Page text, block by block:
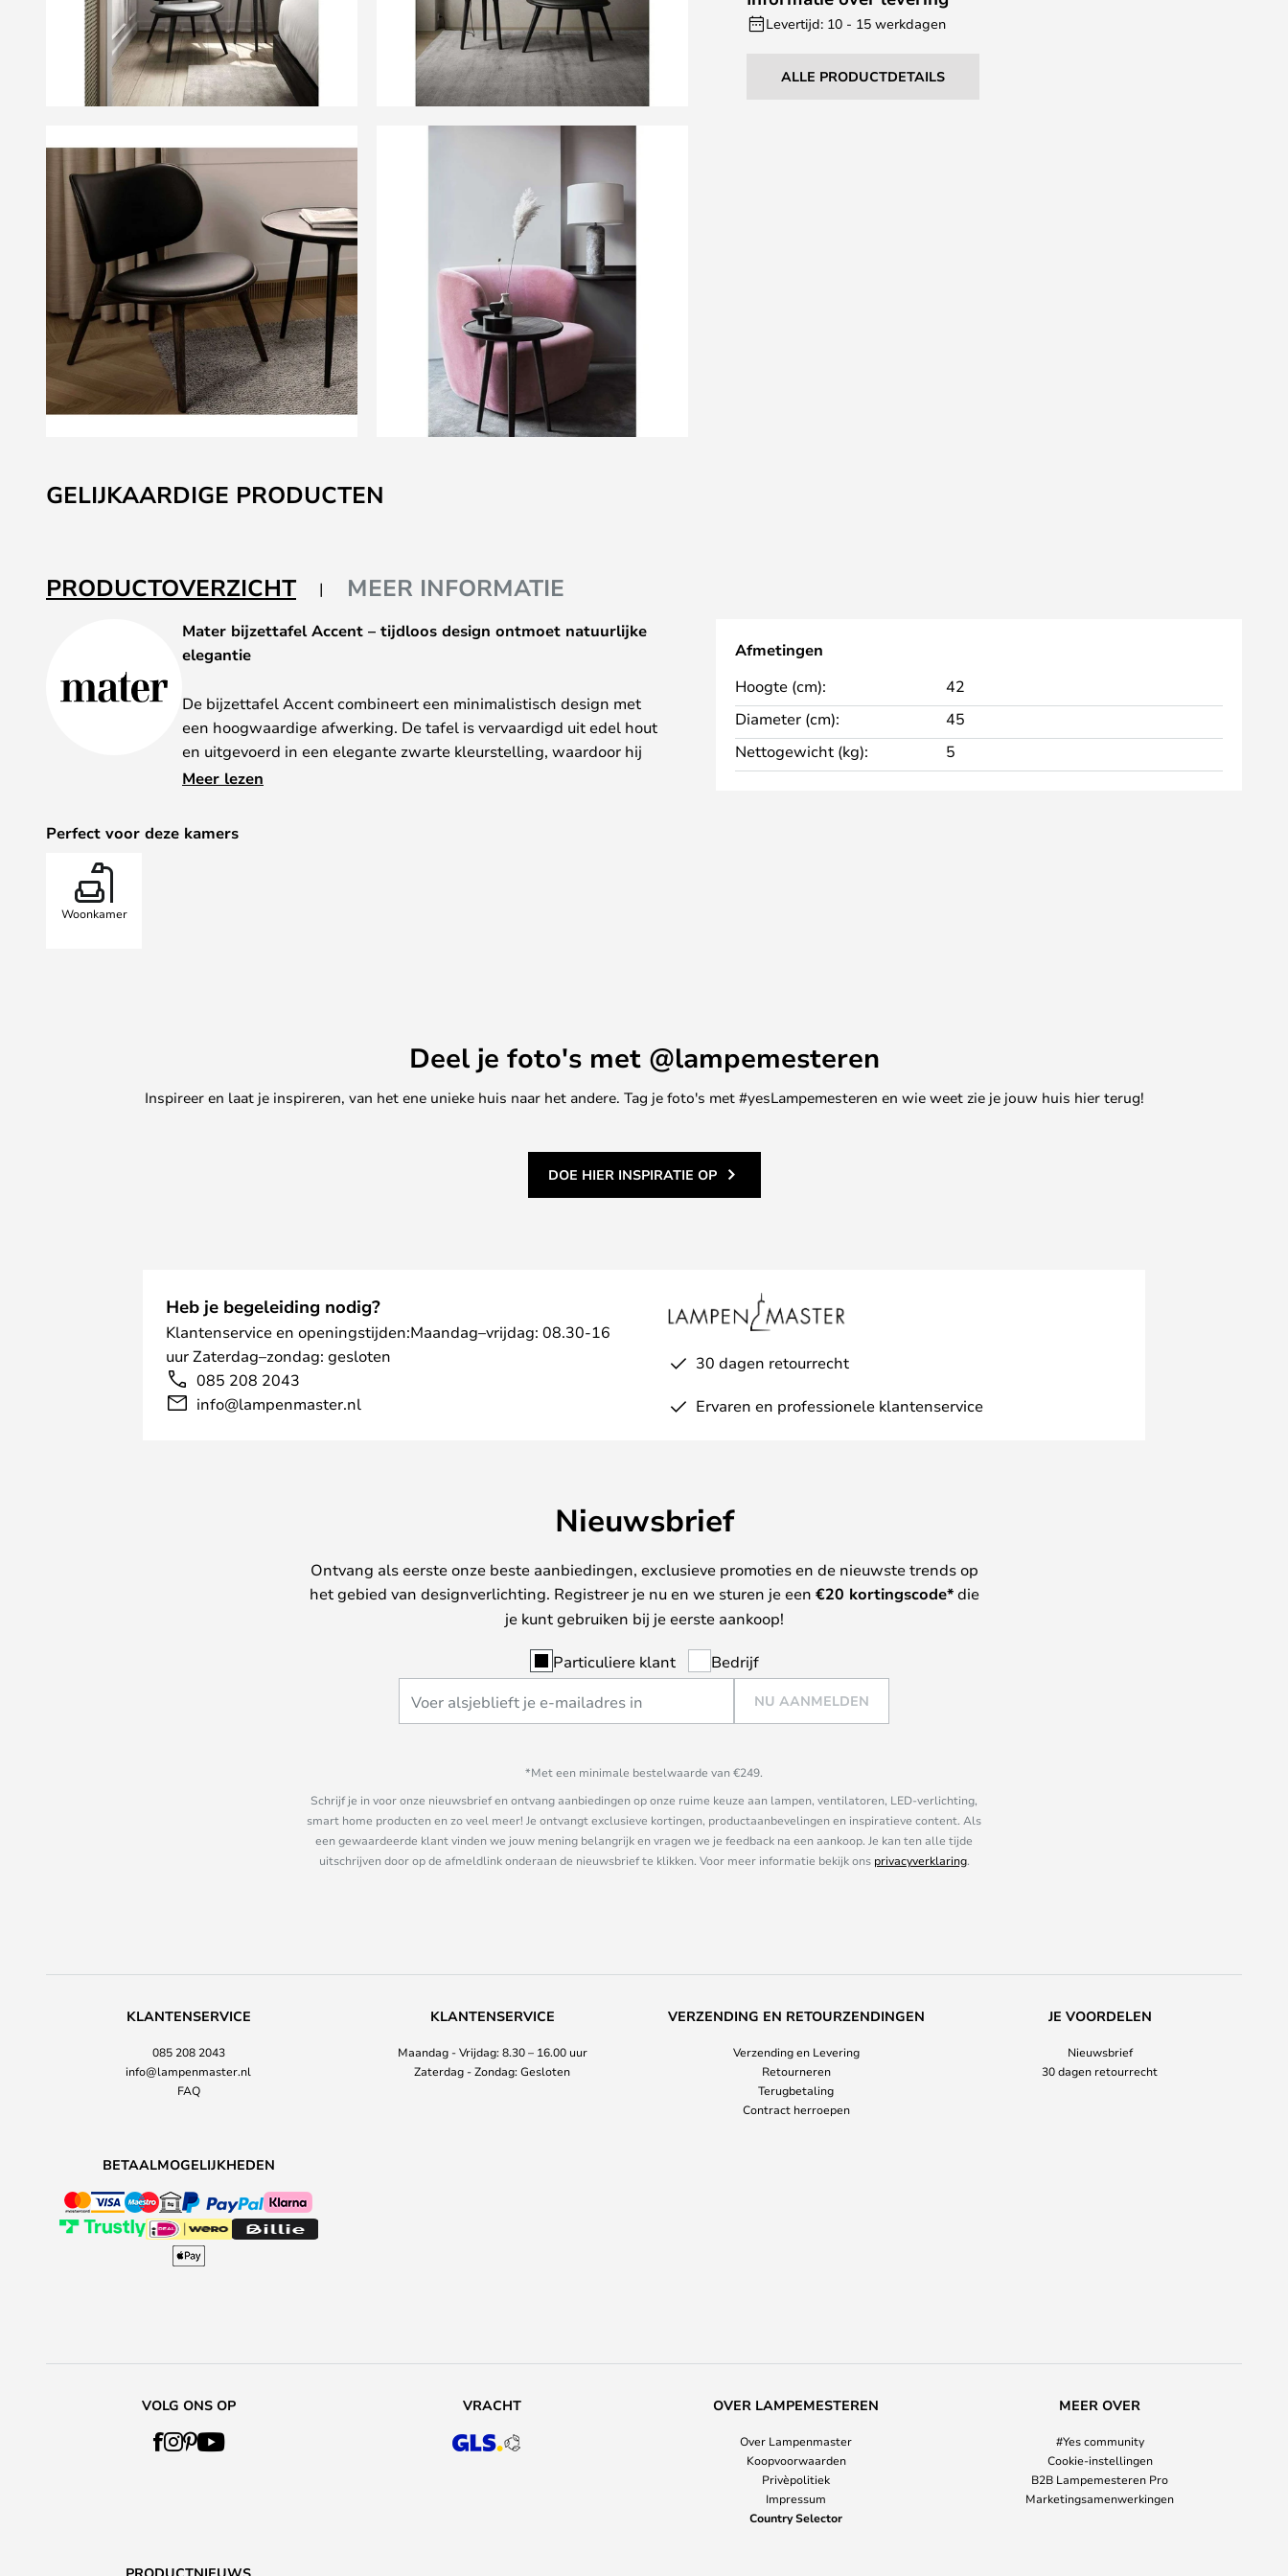
naar
het
de
afbeeldingen-
Levertijd: 10 - 15 werkdagen
ALLE PRODUCTDETAILS
GELIJKAARDIGE PRODUCTEN
PRODUCTOVERZICHT MEER INFORMATIE
Mater bijzettafel Accent – tijdloos design ontmoet natuurlijke
elegantie
De bijzettafel Accent combineert een minimalistisch design met
een hoogwaardige afwerking. De tafel is vervaardigd uit edel hout
en uitgevoerd in een elegante zwarte kleurstelling, waardoor hij
naadloos past in elk stijlbewust interieur. De strakke vormgeving en
dat zowel functioneel als esthetisch overtuigt.
Meer lezen
Perfect voor deze kamers
Woonkamer
Afmetingen
Hoogte (cm):
42
Diameter (cm):
45
Nettogewicht (kg):
5
Deel je foto's met @lampemesteren
Inspireer en laat je inspireren, van het ene unieke huis naar het andere. Tag je foto's met #yesLampemesteren en wie weet zie je jouw huis hier terug!
DOE HIER INSPIRATIE OP
Heb je begeleiding nodig?
Klantenservice en openingstijden:Maandag–vrijdag: 08.30-16
uur Zaterdag–zondag: gesloten
085 208 2043
info@lampenmaster.nl
30 dagen retourrecht
Ervaren en professionele klantenservice
Nieuwsbrief
Ontvang als eerste onze beste aanbiedingen, exclusieve promoties en de nieuwste trends op
het gebied van designverlichting. Registreer je nu en we sturen je een €20 kortingscode*die
je kunt gebruiken bij je eerste aankoop!
Particuliere klant Bedrijf
NU AANMELDEN
*Met een minimale bestelwaarde van €249.
Schrijf je in voor onze nieuwsbrief en ontvang aanbiedingen op onze ruime keuze aan lampen, ventilatoren, LED-verlichting,
smart home producten en zo veel meer! Je ontvangt exclusieve kortingen, productaanbevelingen en inspiratieve content. Als
een gewaardeerde klant vinden we jouw mening belangrijk en vragen we je feedback na een aankoop. Je kan ten alle tijde
uitschrijven door op de afmeldlink onderaan de nieuwsbrief te klikken. Voor meer informatie bekijk ons privacyverklaring.
KLANTENSERVICE
085 208 2043
info@lampenmaster.nl
FAQ
KLANTENSERVICE
Maandag - Vrijdag: 8.30 – 16.00 uur
Zaterdag - Zondag: Gesloten
VERZENDING EN RETOURZENDINGEN
Verzending en Levering
Retourneren
Terugbetaling
Contract herroepen
JE VOORDELEN
Nieuwsbrief
30 dagen retourrecht
BETAALMOGELIJKHEDEN
VOLG ONS OP VRACHT OVER LAMPEMESTEREN
Over Lampenmaster
Koopvoorwaarden
Privèpolitiek
Impressum
Country Selector
MEER OVER
#Yes community
Cookie-instellingen
B2B Lampemesteren Pro
Marketingsamenwerkingen